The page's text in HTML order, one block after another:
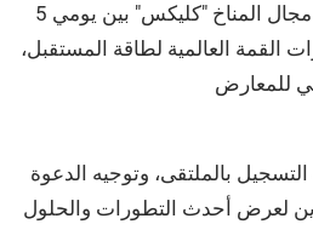
يقام ملتقى الابتكارات في مجال المناخ "كليكس" بين يومي 5
مبادرات القمة العالمية لطاقة المستقبل،
للمعارض
بالملتقى، وتوجيه الدعوة
لعرض أحدث التطورات والحلول